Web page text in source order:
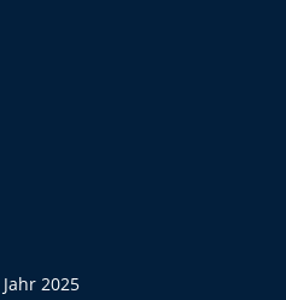
Jahr 2025